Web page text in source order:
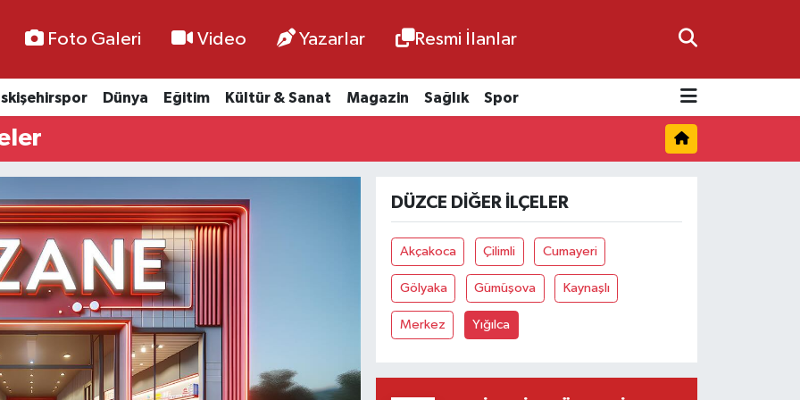
Foto Galeri Video Yazarlar Resmi İlanlar
Dünya Eğitim Kültür & Sanat Magazin Sağlık Spor
DÜZCE DIĞER İLÇELER
Akçakoca Çilimli Cumayeri
Gölyaka Gümüşova Kaynaşlı
Merkez Yığılca